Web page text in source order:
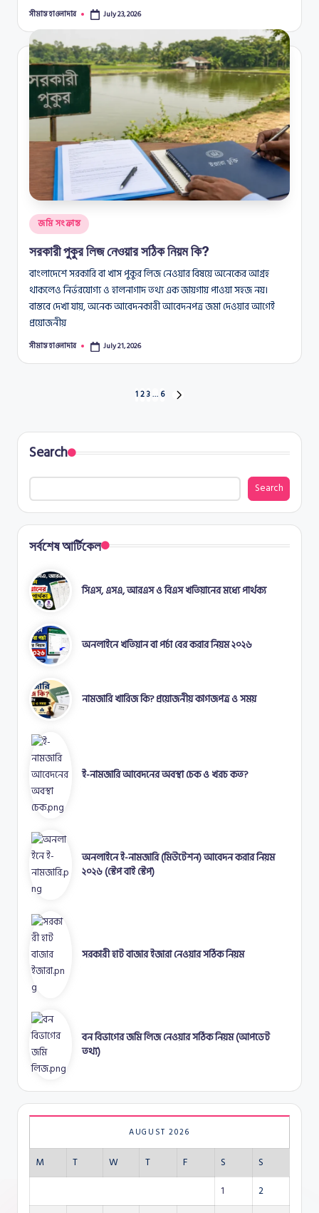
Posted
সীমান্ত হাওলাদার July 23, 2026
Posted
in
জমি সংক্রান্ত
সরকারী পুকুর লিজ নেওয়ার সঠিক নিয়ম কি?
বাংলাদেশে সরকারি বা খাস পুকুর লিজ নেওয়ার বিষয়ে অনেকের আগ্রহ
থাকলেও নির্ভরযোগ্য ও হালনাগাদ তথ্য এক জায়গায় পাওয়া সহজ নয়।
বাস্তবে দেখা যায়, অনেক আবেদনকারী আবেদনপত্র জমা দেওয়ার আগেই
প্রয়োজনীয়
Posted
সীমান্ত হাওলাদার July 21, 2026
pagination
123… 6
Search
Search
সর্বশেষ আর্টিকেল
সিএস, এসএ, আরএস ও বিএস খতিয়ানের মধ্যে পার্থক্য
অনলাইনে খতিয়ান বা পর্চা বের করার নিয়ম ২০২৬
নামজারি খারিজ কি? প্রয়োজনীয় কাগজপত্র ও সময়
ই-নামজারি আবেদনের অবস্থা চেক ও খরচ কত?
অনলাইনে ই-নামজারি (মিউটেশন) আবেদন করার নিয়ম
২০২৬ (স্টেপ বাই স্টেপ)
সরকারী হাট বাজার ইজারা নেওয়ার সঠিক নিয়ম
বন বিভাগের জমি লিজ নেওয়ার সঠিক নিয়ম (আপডেট
তথ্য)
AUGUST 2026
M T W T F S
S
1
2